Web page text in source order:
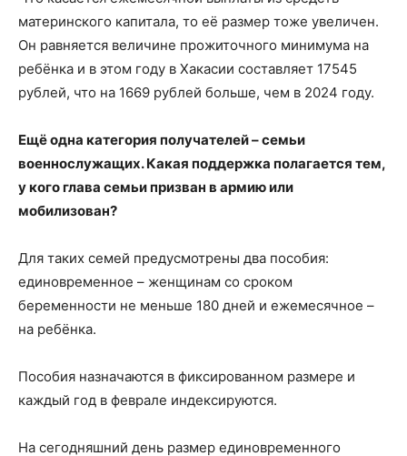
материнского капитала, то её размер тоже увеличен.
Он равняется величине прожиточного минимума на
ребёнка и в этом году в Хакасии составляет 17545
рублей, что на 1669 рублей больше, чем в 2024 году.
Ещё одна категория получателей – семьи
военнослужащих. Какая поддержка полагается тем,
у кого глава семьи призван в армию или
мобилизован?
Для таких семей предусмотрены два пособия:
единовременное – женщинам со сроком
беременности не меньше 180 дней и ежемесячное –
на ребёнка.
Пособия назначаются в фиксированном размере и
каждый год в феврале индексируются.
На сегодняшний день размер единовременного